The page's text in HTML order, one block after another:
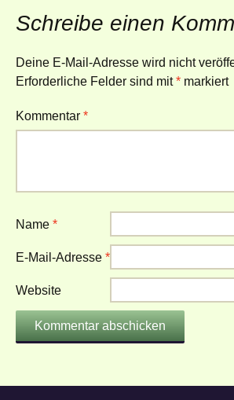
Schreibe einen
Deine E-Mail-Adresse wird nicht
Erforderliche Felder sind mit* markiert
Kommentar *
Name *
E-Mail-Adresse *
Website